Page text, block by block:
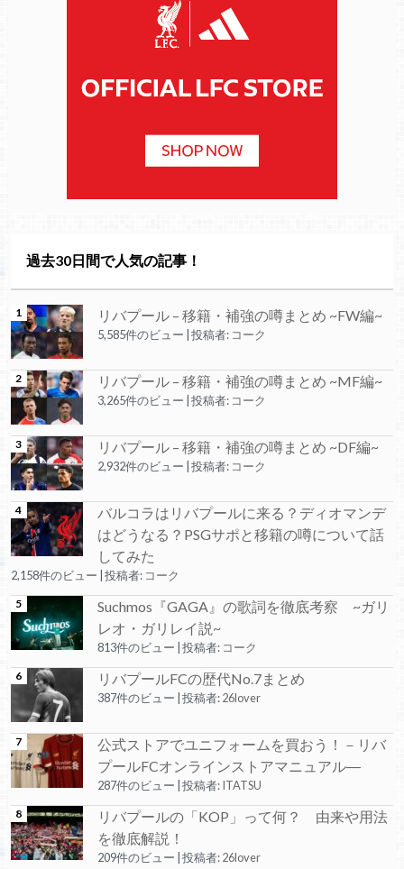
過去30日間で人気の記事！
リバプール – 移籍・補強の噂まとめ ~FW編~
5,585件のビュー |投稿者: コーク
リバプール – 移籍・補強の噂まとめ ~MF編~
3,265件のビュー |投稿者: コーク
リバプール – 移籍・補強の噂まとめ ~DF編~
2,932件のビュー |投稿者: コーク
バルコラはリバプールに来る？ディオマンデ
はどうなる？PSGサポと移籍の噂について話
してみた
2,158件のビュー |投稿者: コーク
Suchmos『GAGA』の歌詞を徹底考察 ~ガリ
レオ・ガリレイ説~
813件のビュー |投稿者: コーク
リバプールFCの歴代No.7まとめ
387件のビュー |投稿者:26lover
公式ストアでユニフォームを買おう！－リバ
プールFCオンラインストアマニュアル―
287件のビュー |投稿者:ITATSU
リバプールの「KOP」って何？ 由来や用法
を徹底解説！
209件のビュー |投稿者:26lover